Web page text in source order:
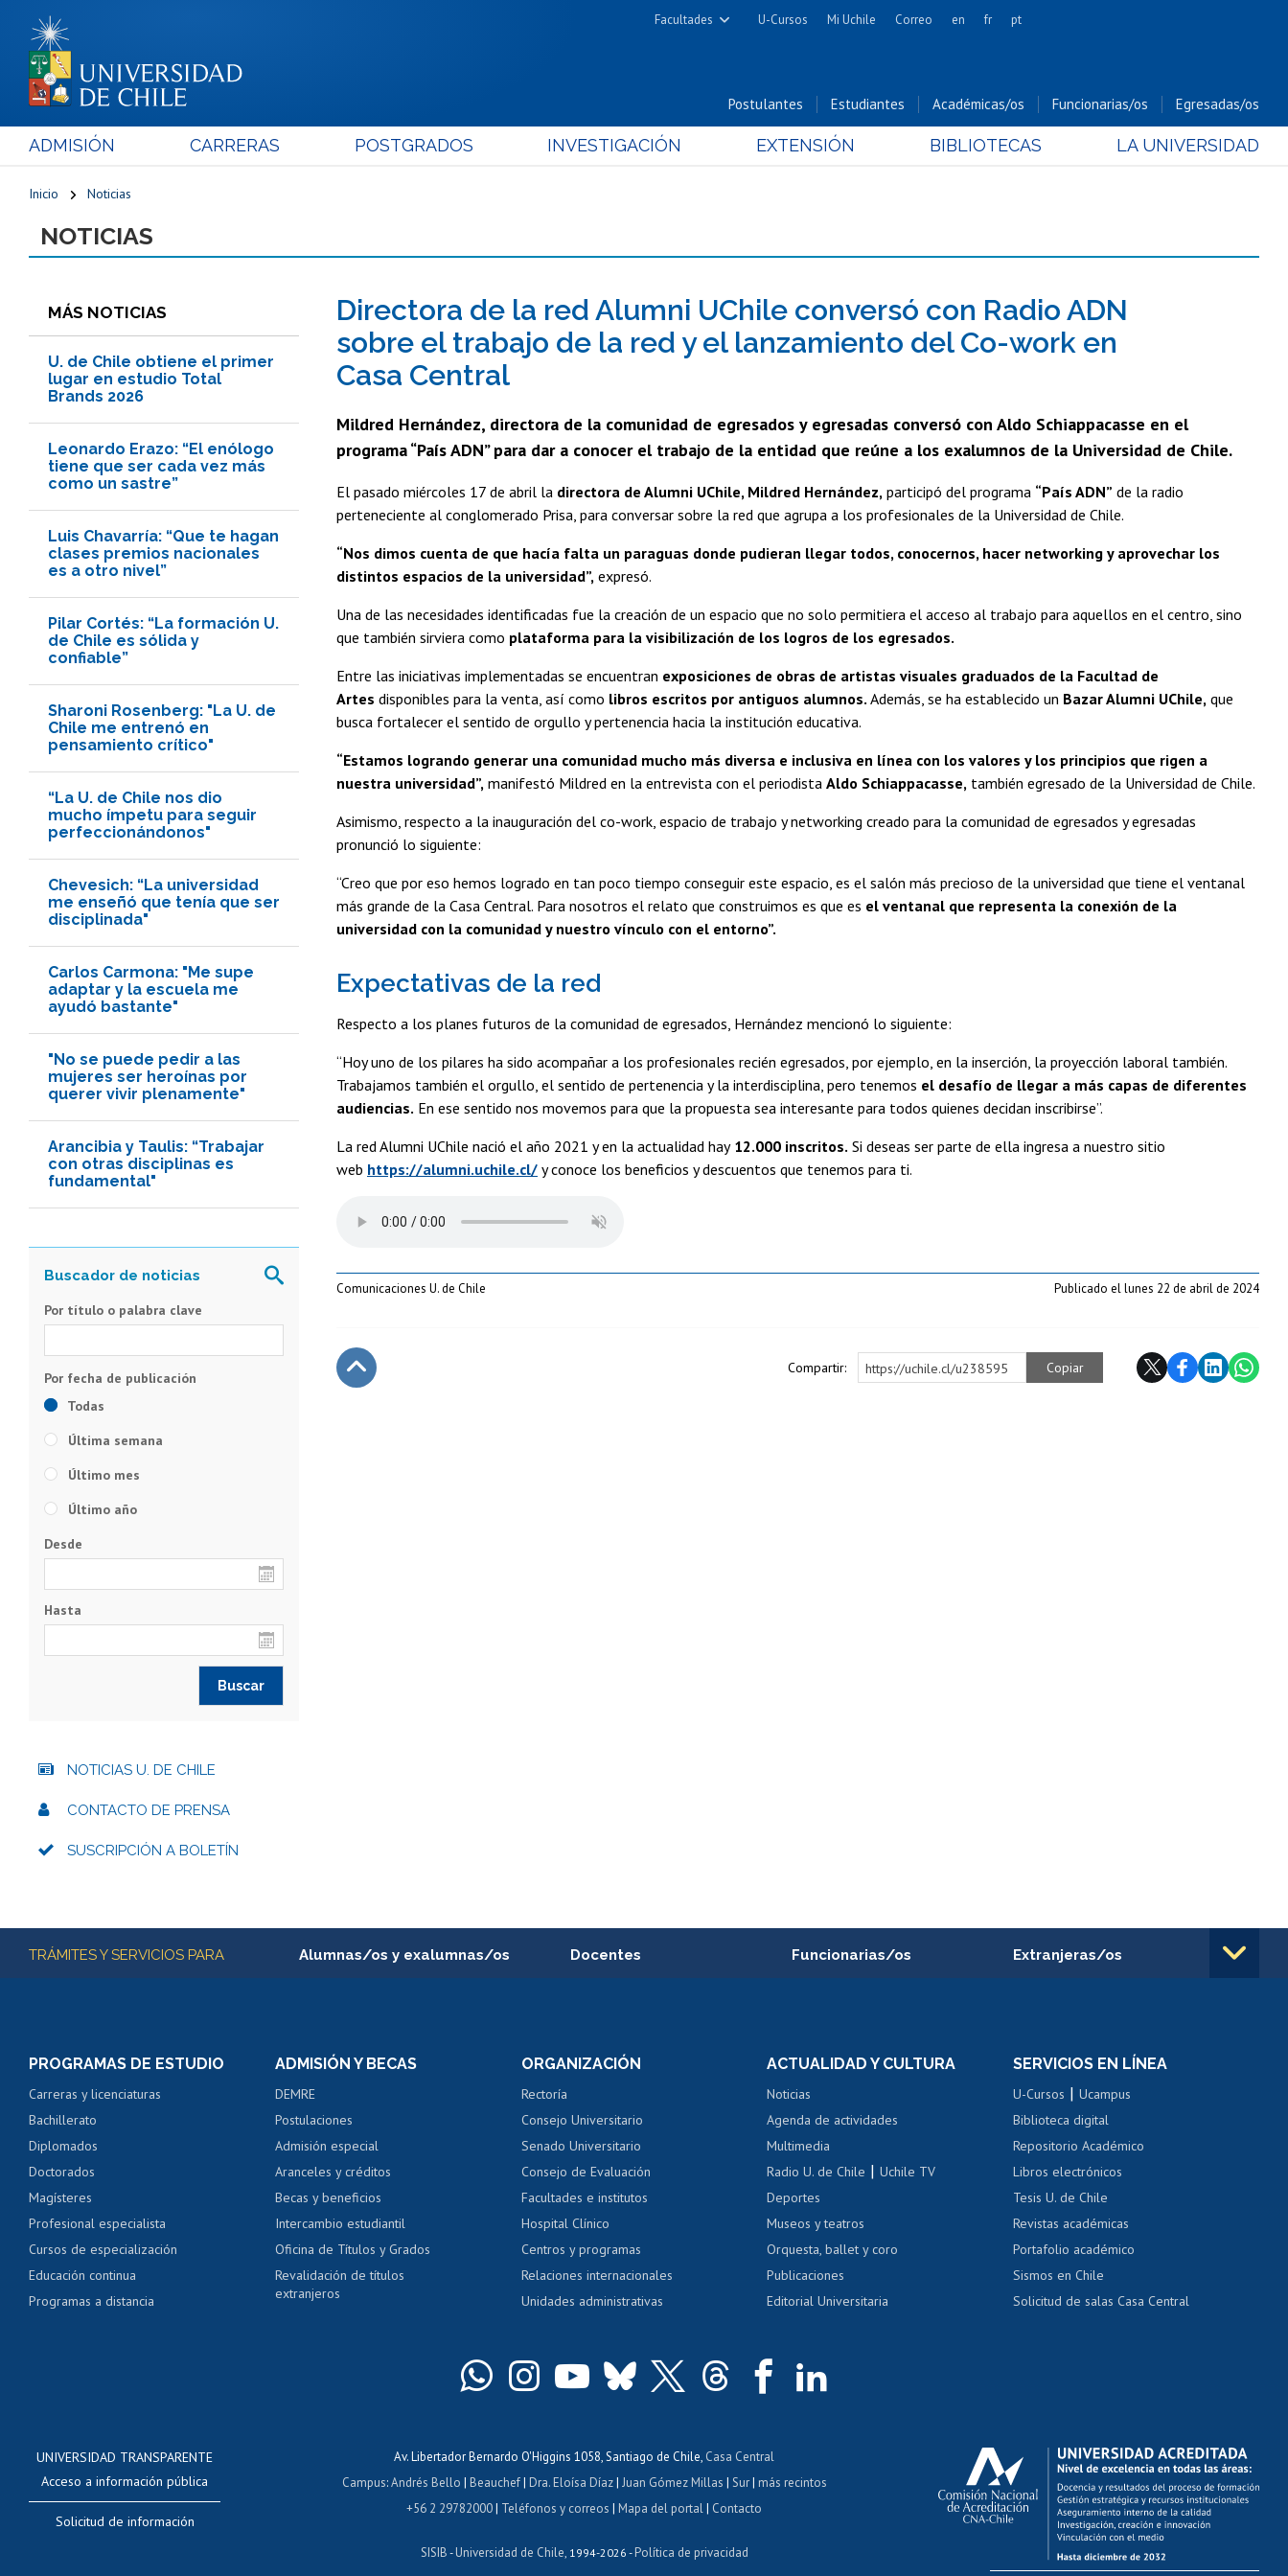
Facultades
Cs. Físicas y Matemáticas
Cs. Forestales y Conservación
Cs. Químicas y Farmacéuticas
Cs. Sociales
Estudios Avanzados en Educación
Estudios Internacionales
Nutrición y Tecnología de
Bachillerato
U-Cursos Mi Uchile Correo en fr pt
Postulantes Estudiantes Académicas/os Funcionarias/os Egresadas/os
ADMISIÓN CARRERAS POSTGRADOS INVESTIGACIÓN EXTENSIÓN BIBLIOTECAS LA UNIVERSIDAD
Inicio Noticias
NOTICIAS
MÁS NOTICIAS
U. de Chile obtiene el primer
lugar en estudio Total
Brands 2026
Leonardo Erazo: “El enólogo
tiene que ser cada vez más
como un sastre”
Luis Chavarría: “Que te hagan
clases premios nacionales
es a otro nivel”
Pilar Cortés: “La formación U.
de Chile es sólida y
confiable”
Sharoni Rosenberg: "La U. de
Chile me entrenó en
pensamiento crítico"
“La U. de Chile nos dio
mucho ímpetu para seguir
perfeccionándonos"
Chevesich: “La universidad
me enseñó que tenía que ser
disciplinada"
Carlos Carmona: "Me supe
adaptar y la escuela me
ayudó bastante"
"No se puede pedir a las
mujeres ser heroínas por
querer vivir plenamente"
Arancibia y Taulis: “Trabajar
con otras disciplinas es
fundamental"
Directora de la red Alumni UChile conversó con Radio ADN
sobre el trabajo de la red y el lanzamiento del Co-work en
Casa Central
Mildred Hernández, directora de la comunidad de egresados y egresadas conversó con Aldo Schiappacasse en el
programa “País ADN” para dar a conocer el trabajo de la entidad que reúne a los exalumnos de la Universidad de Chile.
El pasado miércoles 17 de abril la directora de Alumni UChile, Mildred Hernández, participó del programa “País ADN” de la radio
perteneciente al conglomerado Prisa, para conversar sobre la red que agrupa a los profesionales de la Universidad de Chile.
“Nos dimos cuenta de que hacía falta un paraguas donde pudieran llegar todos, conocernos, hacer networking y aprovechar los
distintos espacios de la universidad”, expresó.
Una de las necesidades identificadas fue la creación de un espacio que no solo permitiera el acceso al trabajo para aquellos en el centro, sino
que también sirviera como plataforma para la visibilización de los logros de los egresados.
Entre las iniciativas implementadas se encuentran exposiciones de obras de artistas visuales graduados de la Facultad de
Artes disponibles para la venta, así como libros escritos por antiguos alumnos. Además, se ha establecido un Bazar Alumni UChile, que
busca fortalecer el sentido de orgullo y pertenencia hacia la institución educativa.
“Estamos logrando generar una comunidad mucho más diversa e inclusiva en línea con los valores y los principios que rigen a
nuestra universidad”, manifestó Mildred en la entrevista con el periodista Aldo Schiappacasse, también egresado de la Universidad de Chile.
Asimismo, respecto a la inauguración del co-work, espacio de trabajo y networking creado para la comunidad de egresados y egresadas
pronunció lo siguiente:
“Creo que por eso hemos logrado en tan poco tiempo conseguir este espacio, es el salón más precioso de la universidad que tiene el ventanal
más grande de la Casa Central. Para nosotros el relato que construimos es que es el ventanal que representa la conexión de la
universidad con la comunidad y nuestro vínculo con el entorno”.
Expectativas de la red
Respecto a los planes futuros de la comunidad de egresados, Hernández mencionó lo siguiente:
“Hoy uno de los pilares ha sido acompañar a los profesionales recién egresados, por ejemplo, en la inserción, la proyección laboral también.
Trabajamos también el orgullo, el sentido de pertenencia y la interdisciplina, pero tenemos el desafío de llegar a más capas de diferentes
audiencias. En ese sentido nos movemos para que la propuesta sea interesante para todos quienes decidan inscribirse”.
La red Alumni UChile nació el año 2021 y en la actualidad hay12.000 inscritos. Si deseas ser parte de ella ingresa a nuestro sitio
web https://alumni.uchile.cl/ y conoce los beneficios y descuentos que tenemos para ti.
Comunicaciones U. de Chile Publicado el lunes 22 de abril de 2024
Compartir: https://uchile.cl/u238595 Copiar
Por título o palabra clave
Todas
Última semana
Último mes
Último año
Desde
Hasta
NOTICIAS U. DE CHILE
CONTACTO DE PRENSA
SUSCRIPCIÓN A BOLETÍN
Más información
TRÁMITES Y SERVICIOS PARA Alumnas/os y exalumnas/os
Servicio médico y dental
Pago de arancel y crédito alumnos
Pago de arancel y crédito exalumnos
Certificado de títulos y grados
Docentes
Perfeccionamiento
Evaluación docente
Calificación académica
Postulación al AUCAI
Funcionarias/os
Portal de movilidad interna
Certificado de renta
Certificado de renta
Extranjeras/os
Cursos de español
Mi Uchile Ayuda tecnológica Tarjeta TUI Acoso laboral, sexual y violencia Denuncias administrativas
PROGRAMAS DE ESTUDIO
Carreras y licenciaturas
Bachillerato
Diplomados
Doctorados
Magísteres
Profesional especialista
Cursos de especialización
Educación continua
Programas a distancia
ADMISIÓN Y BECAS
DEMRE
Postulaciones
Admisión especial
Aranceles y créditos
Becas y beneficios
Intercambio estudiantil
Oficina de Títulos y Grados
Revalidación de títulos
extranjeros
ORGANIZACIÓN
Rectoría
Consejo Universitario
Senado Universitario
Consejo de Evaluación
Facultades e institutos
Hospital Clínico
Centros y programas
Relaciones internacionales
Unidades administrativas
ACTUALIDAD Y CULTURA
Noticias
Agenda de actividades
Multimedia
Radio U. de Chile |Uchile TV
Deportes
Museos y teatros
Orquesta, ballet y coro
Publicaciones
Editorial Universitaria
SERVICIOS EN LÍNEA
U-Cursos |Ucampus
Biblioteca digital
Repositorio Académico
Libros electrónicos
Tesis U. de Chile
Revistas académicas
Portafolio académico
Sismos en Chile
Solicitud de salas Casa Central
UNIVERSIDAD TRANSPARENTE
Acceso a información pública
Solicitud de información
Av. Libertador Bernardo O'Higgins 1058, Santiago de Chile, Casa Central
Campus:Andrés Bello | Beauchef| Dra. Eloísa Díaz| Juan Gómez Millas | Sur| más recintos
+56 2 29782000| Teléfonos y correos |Mapa del portal| Contacto
SISIB -Universidad de Chile , 1994-2026 -Política de privacidad